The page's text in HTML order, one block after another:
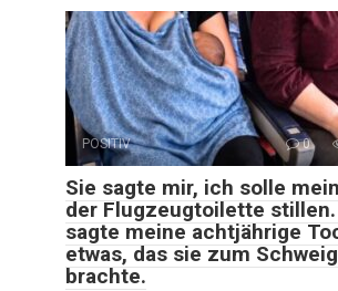
POSITIV 0
Sie sagte mir, ich solle
der Flugzeugtoilette stillen.
sagte meine achtjährige
etwas, das sie zum
brachte.